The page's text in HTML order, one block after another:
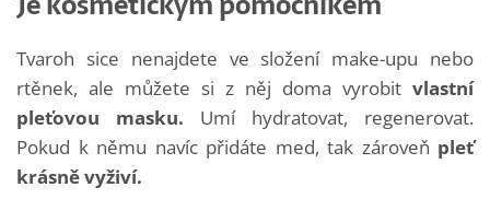
Tvaroh sice nenajdete ve složení make-upu nebo
rtěnek, ale můžete si z něj doma vyrobit vlastní
pleťovou masku. Umí hydratovat, regenerovat.
Pokud k němu navíc přidáte med, tak zároveň pleť
krásně vyživí.